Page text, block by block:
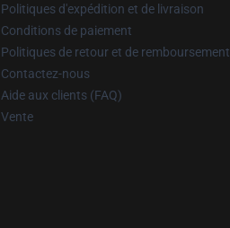
Politiques d'expédition et de livraison
Conditions de paiement
Politiques de retour et de remboursement
Contactez-nous
Aide aux clients (FAQ)
Vente